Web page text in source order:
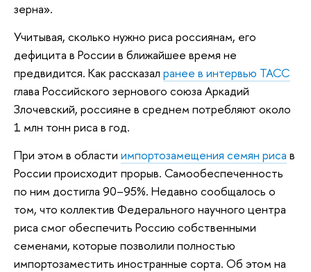
зерна».
Учитывая, сколько нужно риса россиянам, его
дефицита в России в ближайшее время не
предвидится. Как рассказал ранее в интервью ТАСС
глава Российского зернового союза Аркадий
Злочевский, россияне в среднем потребляют около
1 млн тонн риса в год.
При этом в области импортозамещения семян риса в
России происходит прорыв. Самообеспеченность
по ним достигла 90–95%. Недавно сообщалось о
том, что коллектив Федерального научного центра
риса смог обеспечить Россию собственными
семенами, которые позволили полностью
импортозаместить иностранные сорта. Об этом на